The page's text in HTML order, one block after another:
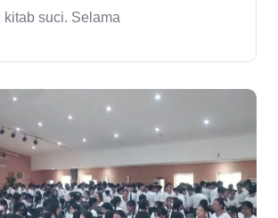
kitab suci. Selama